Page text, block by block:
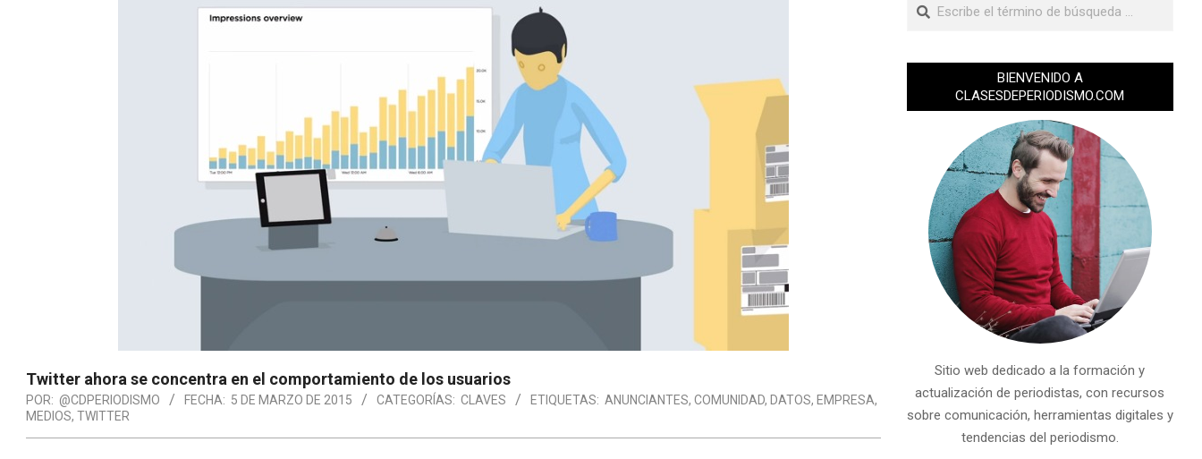
Twitter ahora se concentra en el comportamiento de los usuarios
POR: @CDPERIODISMO FECHA: 5 DE MARZO DE 2015 CATEGORÍAS: CLAVES ETIQUETAS: ANUNCIANTES, COMUNIDAD, DATOS, EMPRESA,
MEDIOS, TWITTER
BIENVENIDO A
CLASESDEPERIODISMO.COM
Sitio web dedicado a la formación y
actualización de periodistas, con recursos
sobre comunicación, herramientas digitales y
tendencias del periodismo.